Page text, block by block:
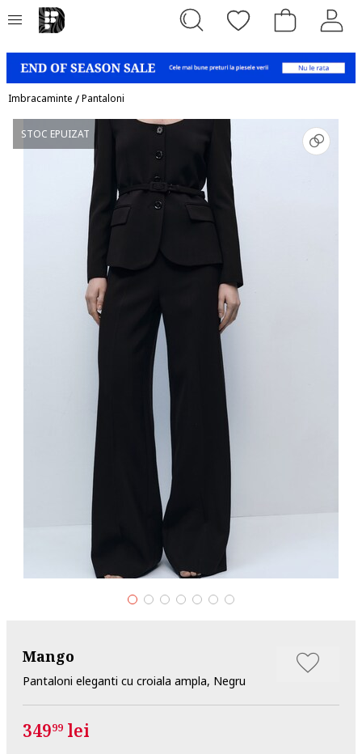
Imbracaminte /Pantaloni
STOC EPUIZAT
Mango
Pantaloni eleganti cu croiala ampla, Negru
34999 lei